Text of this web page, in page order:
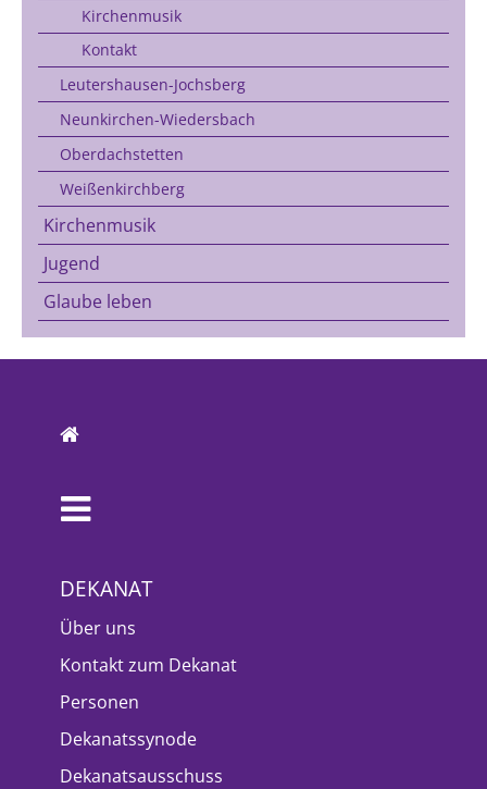
Kirchenmusik
Kontakt
Leutershausen-Jochsberg
Neunkirchen-Wiedersbach
Oberdachstetten
Weißenkirchberg
Kirchenmusik
Jugend
Glaube leben
DEKANAT
Über uns
Kontakt zum Dekanat
Personen
Dekanatssynode
Dekanatsausschuss